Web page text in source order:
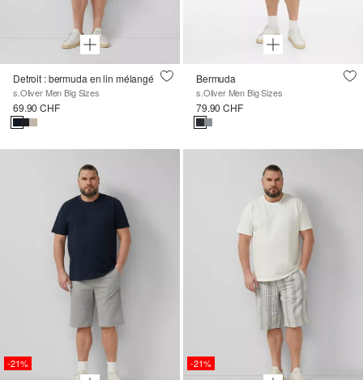
Detroit : bermuda en lin mélangé
s.Oliver Men Big Sizes
69.90 CHF
Bermuda
s.Oliver Men Big Sizes
79.90 CHF
-21% -21%